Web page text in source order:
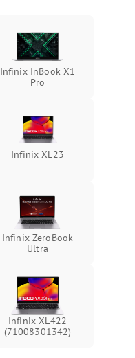
Подробнее →
Infinix InBook X1
Pro
Infinix XL23
Infinix ZeroBook
Ultra
Infinix XL422
(71008301342)